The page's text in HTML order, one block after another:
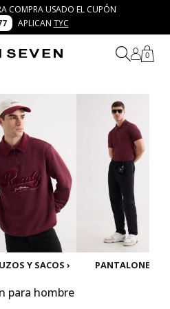
COMPRA USADO EL CUPÓN
APLICAN TYC
0
Y SACOS › PANTALONES ›
para hombre